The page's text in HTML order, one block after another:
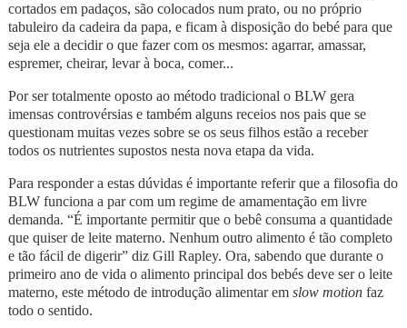
cortados em padaços, são colocados num prato, ou no próprio
tabuleiro da cadeira da papa, e ficam à disposição do bebé para que
seja ele a decidir o que fazer com os mesmos: agarrar, amassar,
espremer, cheirar, levar à boca, comer...
Por ser totalmente oposto ao método tradicional o BLW gera
imensas controvérsias e também alguns receios nos pais que se
questionam muitas vezes sobre se os seus filhos estão a receber
todos os nutrientes supostos nesta nova etapa da vida.
Para responder a estas dúvidas é importante referir que a filosofia do
BLW funciona a par com um regime de amamentação em livre
demanda. “É importante permitir que o bebê consuma a quantidade
que quiser de leite materno. Nenhum outro alimento é tão completo
e tão fácil de digerir” diz Gill Rapley. Ora, sabendo que durante o
primeiro ano de vida o alimento principal dos bebés deve ser o leite
materno, este método de introdução alimentar em slow motionfaz
todo o sentido.